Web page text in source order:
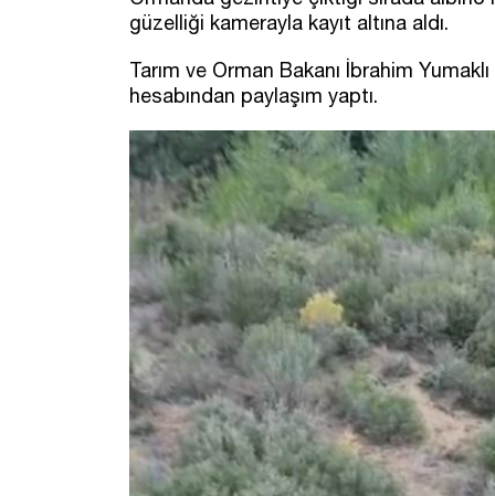
güzelliği kamerayla kayıt altına aldı.
Tarım ve Orman Bakanı İbrahim
hesabından paylaşım yaptı.